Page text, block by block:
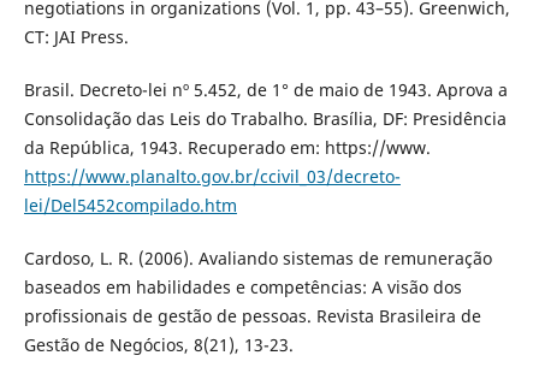
negotiations in organizations (Vol. 1, pp. 43–55). Greenwich,
CT: JAI Press.
Brasil. Decreto-lei nº 5.452, de 1° de maio de 1943. Aprova a
Consolidação das Leis do Trabalho. Brasília, DF: Presidência
da República, 1943. Recuperado em: https://www.
https://www.planalto.gov.br/ccivil_03/decreto-
lei/Del5452compilado.htm
Cardoso, L. R. (2006). Avaliando sistemas de remuneração
baseados em habilidades e competências: A visão dos
profissionais de gestão de pessoas. Revista Brasileira de
Gestão de Negócios, 8(21), 13-23.